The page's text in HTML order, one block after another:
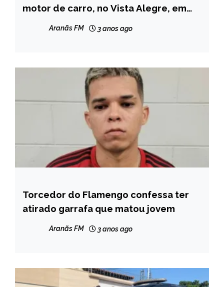
NOTÍCIAS
motor de carro, no Vista Alegre, em
Aranãs FM 3 anos ago
BRASIL
NOTÍCIAS
Torcedor do Flamengo confessa ter
atirado garrafa que matou jovem
Aranãs FM 3 anos ago